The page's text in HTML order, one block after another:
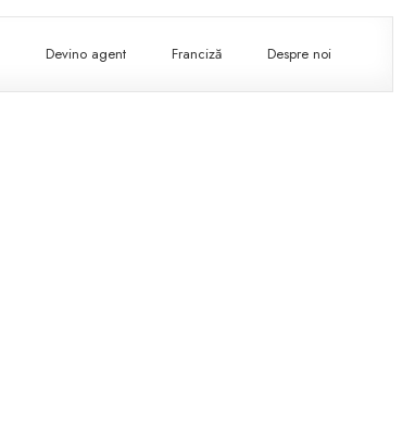
Devino agent Franciză Despre noi